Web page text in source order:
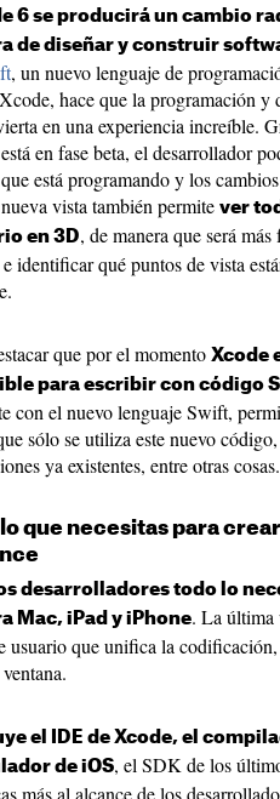
6 se producirá un cambio
de diseñar y construir
, un nuevo lenguaje de
hace que la programación y
en una experiencia increíble.
en fase beta, el desarrollador
está programando y los
vista también permite ver
en 3D, de manera que será
identificar qué puntos de vista
que por el momento Xcode
para escribir con código
con el nuevo lenguaje Swift,
sólo se utiliza este nuevo
ya existentes, entre otras cosas.
que necesitas para
desarrolladores todo lo
Mac, iPad y iPhone. La última
usuario que unifica la
el IDE de Xcode, el
de iOS, el SDK de los
más al alcance de los